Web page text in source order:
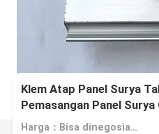
Klem Atap Panel Surya
Pemasangan Panel Surya
Harga：Bisa dinegosiasikan